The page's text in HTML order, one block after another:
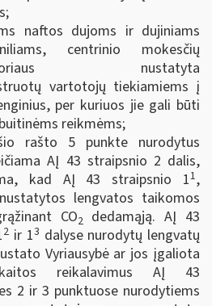
naftos dujoms ir dujiniams
centrinio mokesčių
nustatyta
vartotojų tiekiamiems į
per kuriuos jie gali būti
reikmėms;
rašto 5 punkte nurodytus
AĮ 43 straipsnio 2 dalis,
kad AĮ 43 straipsnio 11,
lengvatos taikomos
CO2
dedamąją. AĮ 43
2 ir 13 dalyse nurodytų lengvatų
Vyriausybė ar jos įgaliota
reikalavimus AĮ 43
2 ir 3 punktuose nurodytiems